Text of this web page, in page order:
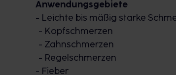
Mit dem bewährten Wirkstoff
IbuHEXAL akut 400 mg
Ibuprofen. Der Inhaltsstoff
Anwendungsgebiete
- Leichte bis mäßig starke
- Kopfschmerzen
- Zahnschmerzen
- Regelschmerzen
- Fieber